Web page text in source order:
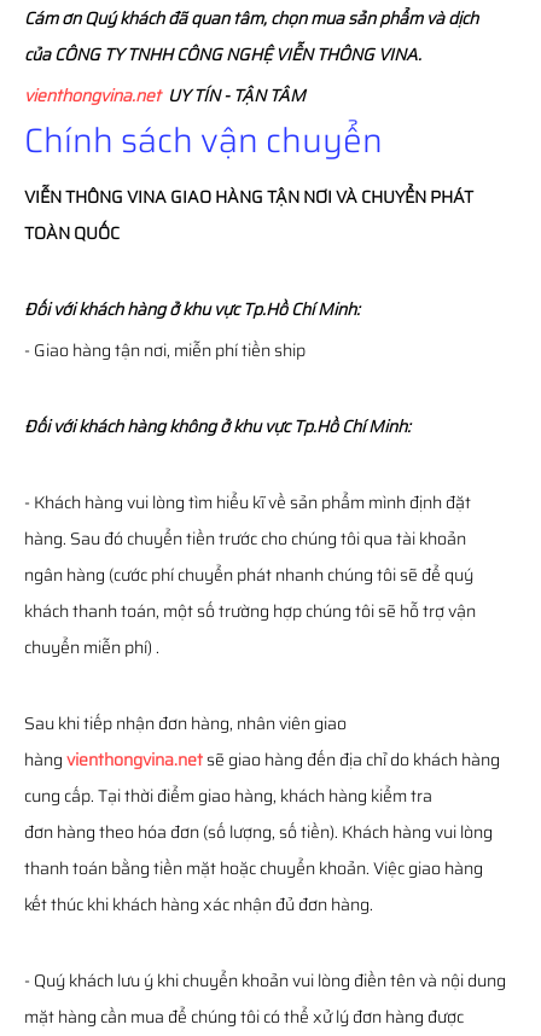
Cám ơn Quý khách đã quan tâm, chọn mua sản phẩm và dịch
của CÔNG TY TNHH CÔNG NGHỆ VIỄN THÔNG VINA.
vienthongvina.netUY TÍN - TẬN TÂM
Chính sách vận chuyển
VIỄN THÔNGVINAGIAO HÀNG TẬN NƠI VÀ CHUYỂN PHÁT
TOÀN QUỐC
Đối với khách hàng ở khu vực Tp.Hồ Chí Minh:
- Giao hàng tận nơi, miễn phí tiền ship
Đối với khách hàng không ở khu vực Tp.Hồ Chí Minh:
- Khách hàng vui lòng tìm hiểu kĩ về sản phẩm mình định đặt
hàng. Sau đó chuyển tiền trước cho chúng tôi qua tài khoản
ngân hàng (cước phí chuyển phát nhanh chúng tôi sẽ để quý
khách thanh toán, một số trường hợp chúng tôi sẽ hỗ trợ vận
chuyển miễn phí) .
Sau khi tiếp nhận đơn hàng, nhân viên giao
hàngvienthongvina.netsẽ giao hàng đến địa chỉ do khách hàng
cung cấp. Tại thời điểm giao hàng, khách hàng kiểm tra
đơn hàng theo hóa đơn (số lượng, số tiền). Khách hàng vui lòng
thanh toán bằng tiền mặt hoặc chuyển khoản. Việc giao hàng
kết thúc khi khách hàng xác nhận đủ đơn hàng.
- Quý khách lưu ý khi chuyển khoản vui lòng điền tên và nội dung
mặt hàng cần mua để chúng tôi có thể xử lý đơn hàng được